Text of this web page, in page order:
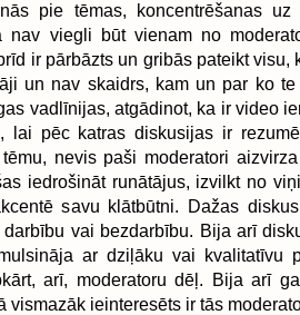
pie tēmas, koncentrēšanas uz
nav viegli būt vienam no
ir pārbāzts un gribās pateikt visu,
un nav skaidrs, kam un par ko te
vadlīnijas, atgādinot, ka ir video
lai pēc katras diskusijas ir
nevis paši moderatori
iedrošināt runātājus, izvilkt no
savu klātbūtni. Dažas
vai bezdarbību. Bija arī
ar dziļāku vai kvalitatīvu
arī, moderatoru dēļ. Bija arī
vismazāk ieinteresēts ir tās